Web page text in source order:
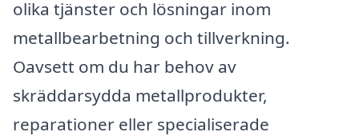
olika tjänster och lösningar inom
metallbearbetning och tillverkning.
Oavsett om du har behov av
skräddarsydda metallprodukter,
reparationer eller specialiserade